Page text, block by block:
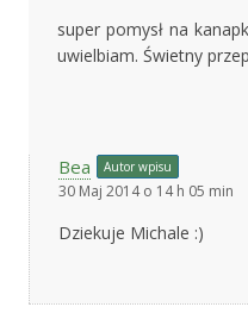
super pomysł na
uwielbiam. Świetny
Bea Autor wpisu
30 Maj 2014 o 14 h 05 min
Dziekuje Michale :)